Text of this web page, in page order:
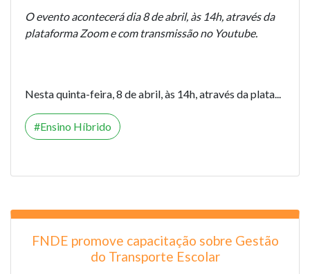
O evento acontecerá dia 8 de abril, às 14h, através da
plataforma Zoom e com transmissão no Youtube.
Nesta quinta-feira, 8 de abril, às 14h, através da plata...
Ensino Híbrido
FNDE promove capacitação sobre Gestão
do Transporte Escolar